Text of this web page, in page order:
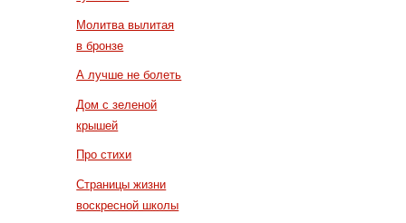
Молитва вылитая
в бронзе
А лучше не болеть
Дом с зеленой
крышей
Про стихи
Страницы жизни
воскресной школы